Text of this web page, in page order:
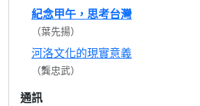
紀念甲午，思考台灣
（葉先揚）
河洛文化的現實意義
（龔忠武）
通訊